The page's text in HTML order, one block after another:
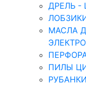
ДРЕЛЬ -
МАСЛА
ПИЛЫ